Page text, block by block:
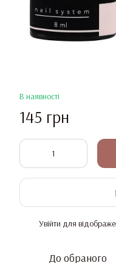
В наявності
145 грн
Увійти для
До обраного